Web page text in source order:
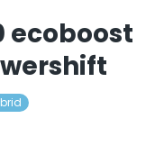
ecoboost